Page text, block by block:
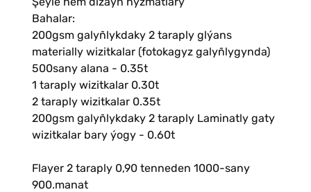
Bahalar:
200gsm galyñlykdaky 2 taraply glýans
materially wizitkalar (fotokagyz galyñlygynda)
500sany alana - 0.35t
1 taraply wizitkalar 0.30t
2 taraply wizitkalar 0.35t
200gsm galyñlykdaky 2 taraply Laminatly gaty
wizitkalar bary ýogy - 0.60t
Flayer 2 taraply 0,90 tenneden 1000-sany
900.manat